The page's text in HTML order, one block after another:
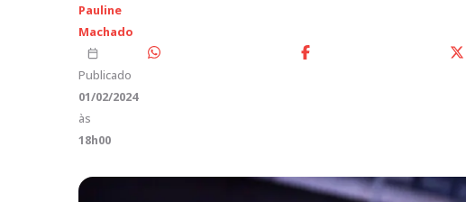
Pauline
Machado
Publicado
01/02/2024
às
18h00